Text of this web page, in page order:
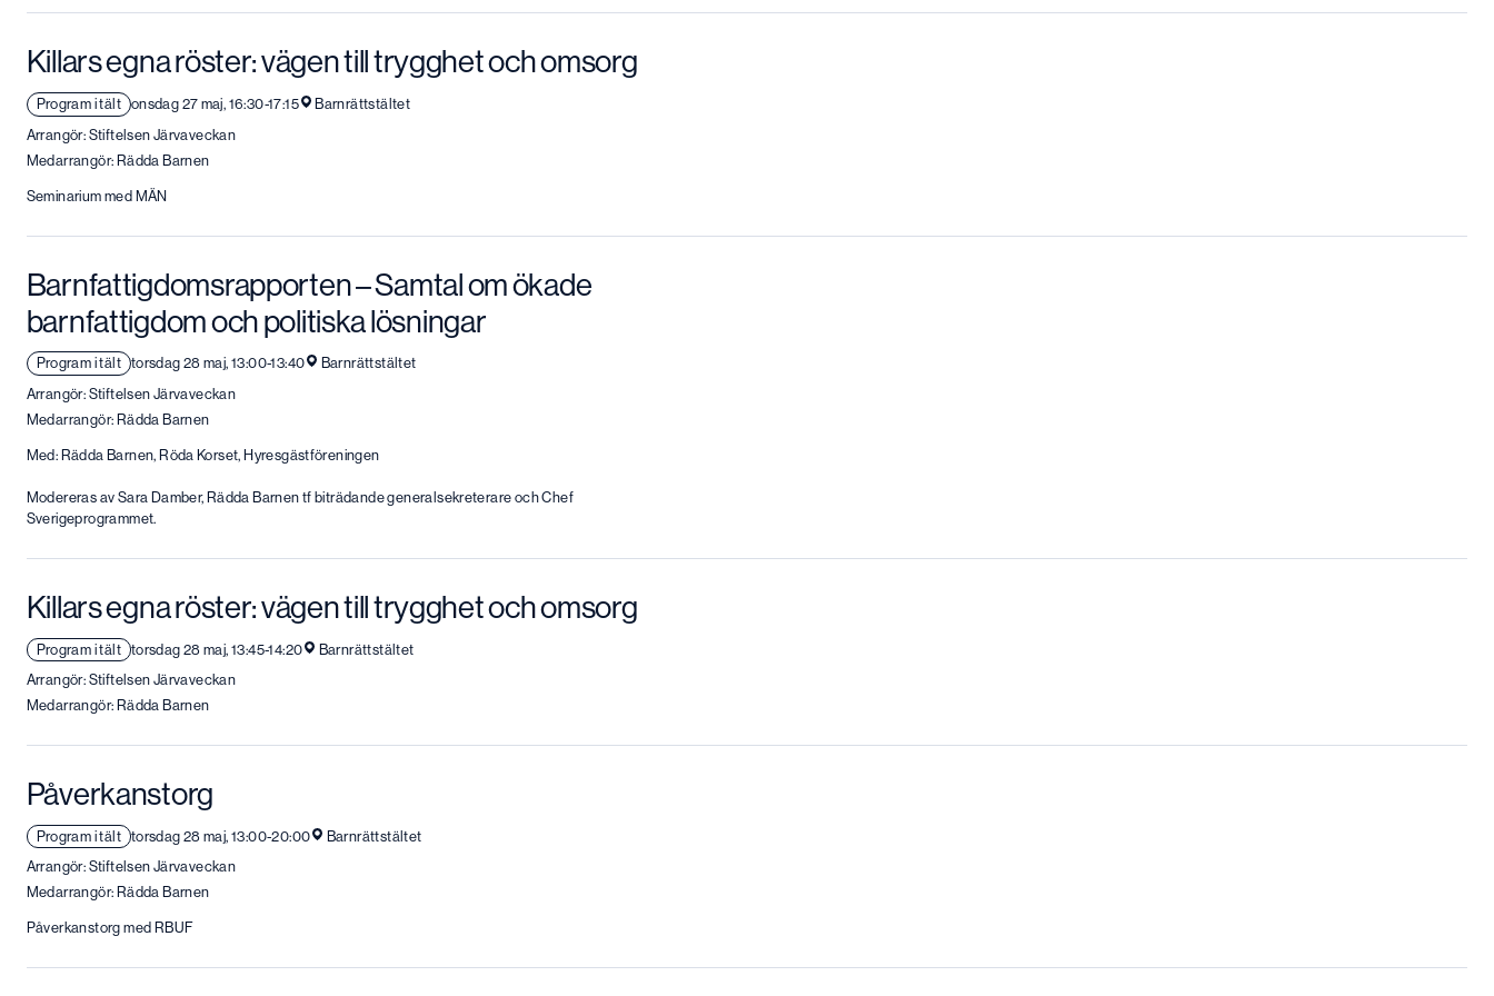
Killars egna röster: vägen till trygghet och omsorg
Program i tält onsdag 27 maj, 16:30-17:15
Barnrättstältet
Arrangör: Stiftelsen Järvaveckan
Medarrangör: Rädda Barnen
Seminarium med MÄN
Barnfattigdomsrapporten – Samtal om ökade
barnfattigdom och politiska lösningar
Program i tält torsdag 28 maj, 13:00-13:40
Barnrättstältet
Arrangör: Stiftelsen Järvaveckan
Medarrangör: Rädda Barnen
Med: Rädda Barnen, Röda Korset, Hyresgästföreningen
Modereras av Sara Damber, Rädda Barnen tf biträdande generalsekreterare och Chef
Sverigeprogrammet.
Killars egna röster: vägen till trygghet och omsorg
Program i tält torsdag 28 maj, 13:45-14:20
Barnrättstältet
Arrangör: Stiftelsen Järvaveckan
Medarrangör: Rädda Barnen
Påverkanstorg
Program i tält torsdag 28 maj, 13:00-20:00
Barnrättstältet
Arrangör: Stiftelsen Järvaveckan
Medarrangör: Rädda Barnen
Påverkanstorg med RBUF